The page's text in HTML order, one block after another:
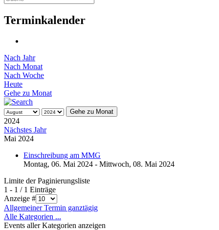
Terminkalender
Nach Jahr
Nach Monat
Nach Woche
Heute
Gehe zu Monat
Gehe zu Monat
2024
Nächstes Jahr
Mai 2024
Einschreibung am MMG
Montag, 06. Mai 2024 - Mittwoch, 08. Mai 2024
Limite der Paginierungsliste
1 - 1 / 1 Einträge
Anzeige #
Allgemeiner Termin ganztägig
Alle Kategorien ...
Events aller Kategorien anzeigen